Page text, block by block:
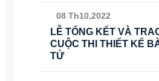
08 Th10,2022
LỄ TỔNG KẾT VÀ
CUỘC THI THIẾT KẾ
TỬ